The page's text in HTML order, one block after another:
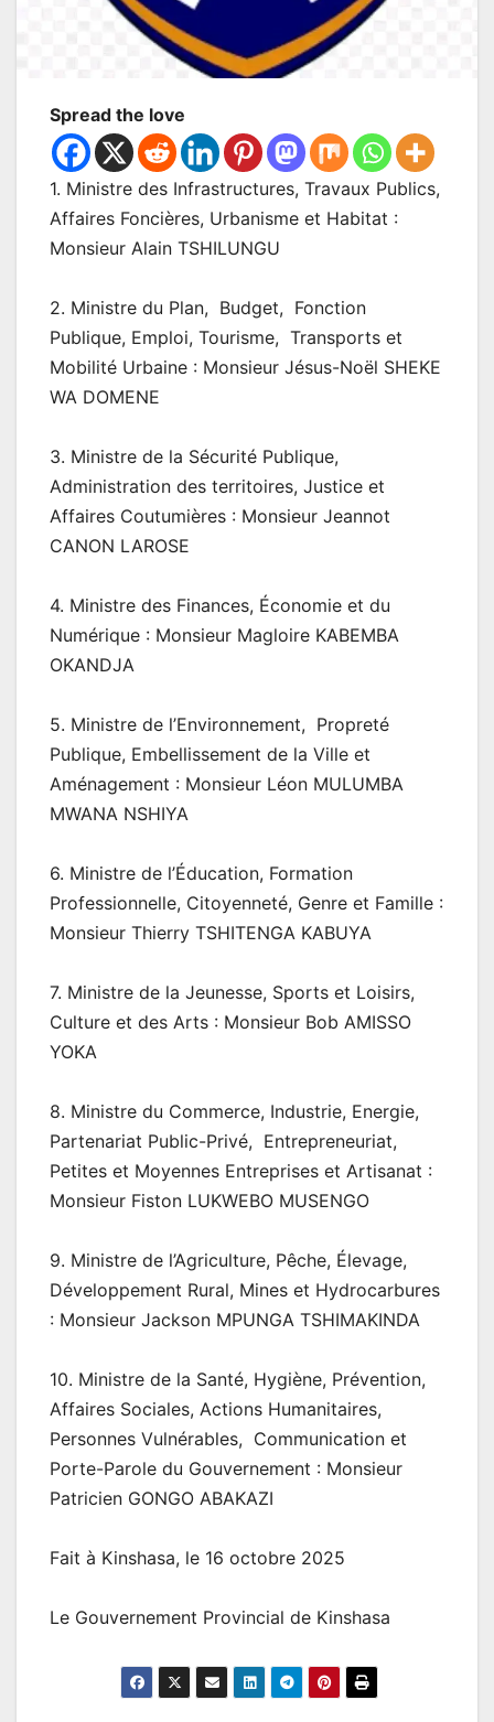
Spread the love
1. Ministre des Infrastructures, Travaux Publics,
Affaires Foncières, Urbanisme et Habitat :
Monsieur Alain TSHILUNGU
2. Ministre du Plan, Budget, Fonction
Publique, Emploi, Tourisme, Transports et
Mobilité Urbaine : Monsieur Jésus-Noël SHEKE
WA DOMENE
3. Ministre de la Sécurité Publique,
Administration des territoires, Justice et
Affaires Coutumières : Monsieur Jeannot
CANON LAROSE
4. Ministre des Finances, Économie et du
Numérique : Monsieur Magloire KABEMBA
OKANDJA
5. Ministre de l’Environnement, Propreté
Publique, Embellissement de la Ville et
Aménagement : Monsieur Léon MULUMBA
MWANA NSHIYA
6. Ministre de l’Éducation, Formation
Professionnelle, Citoyenneté, Genre et Famille :
Monsieur Thierry TSHITENGA KABUYA
7. Ministre de la Jeunesse, Sports et Loisirs,
Culture et des Arts : Monsieur Bob AMISSO
YOKA
8. Ministre du Commerce, Industrie, Energie,
Partenariat Public-Privé, Entrepreneuriat,
Petites et Moyennes Entreprises et Artisanat :
Monsieur Fiston LUKWEBO MUSENGO
9. Ministre de l’Agriculture, Pêche, Élevage,
Développement Rural, Mines et Hydrocarbures
: Monsieur Jackson MPUNGA TSHIMAKINDA
10. Ministre de la Santé, Hygiène, Prévention,
Affaires Sociales, Actions Humanitaires,
Personnes Vulnérables, Communication et
Porte-Parole du Gouvernement : Monsieur
Patricien GONGO ABAKAZI
Fait à Kinshasa, le 16 octobre 2025
Le Gouvernement Provincial de Kinshasa